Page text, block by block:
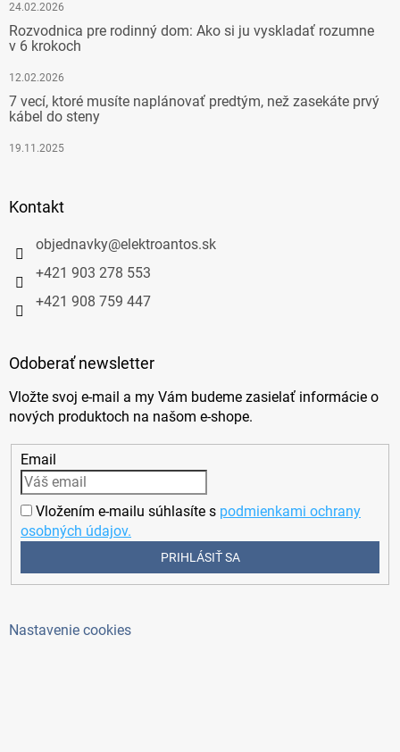
24.02.2026
Rozvodnica pre rodinný dom: Ako si ju vyskladať rozumne
v 6 krokoch
12.02.2026
7 vecí, ktoré musíte naplánovať predtým, než zasekáte prvý
kábel do steny
19.11.2025
Kontakt
objednavky@elektroantos.sk
+421 903 278 553
+421 908 759 447
Odoberať newsletter
Vložte svoj e-mail a my Vám budeme zasielať informácie o
nových produktoch na našom e-shope.
Email
Vložením e-mailu súhlasíte s podmienkami ochrany
osobných údajov.
PRIHLÁSIŤ SA
Nastavenie cookies